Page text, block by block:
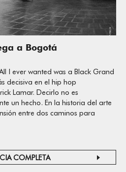
a Bogotá
I ever wanted was a Black Grand
decisiva en el hip hop
Lamar. Decirlo no es
un hecho. En la historia del arte
entre dos caminos para
COMPLETA